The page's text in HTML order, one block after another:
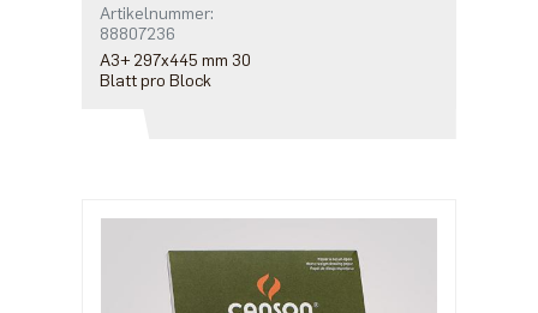
Artikelnummer:
88807236
A3+ 297x445 mm 30
Blatt pro Block